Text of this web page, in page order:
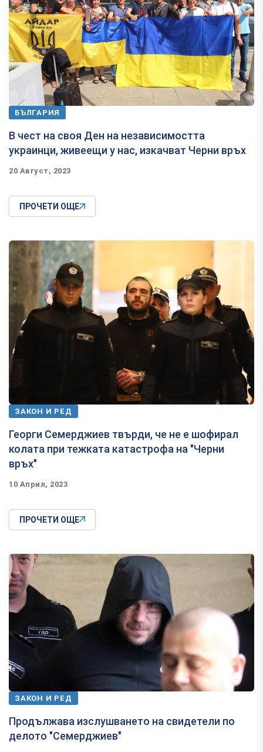
БЪЛГАРИЯ
В чест на своя Ден на независимостта
украинци, живеещи у нас, изкачват Черни връх
20 Август, 2023
ПРОЧЕТИ ОЩЕ
ЗАКОН И РЕД
Георги Семерджиев твърди, че не е шофирал
колата при тежката катастрофа на "Черни
връх"
10 Април, 2023
ПРОЧЕТИ ОЩЕ
ЗАКОН И РЕД
Продължава изслушването на свидетели по
делото "Семерджиев"